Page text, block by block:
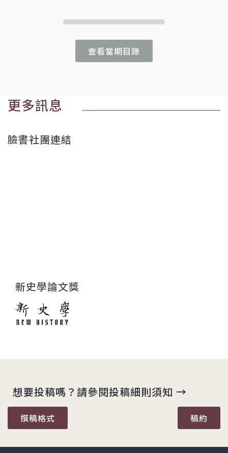
查看當期目錄
更多訊息
臉書社團連結
新史學論文獎
想要投稿嗎？請參閱投稿細則須知 →
撰稿格式 稿約